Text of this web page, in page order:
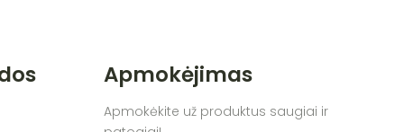
Apmokėjimas
Apmokėkite už produktus saugiai ir